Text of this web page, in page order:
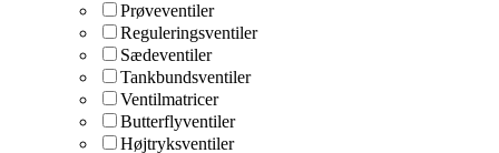
Prøveventiler
Reguleringsventiler
Sædeventiler
Tankbundsventiler
Ventilmatricer
Butterflyventiler
Højtryksventiler